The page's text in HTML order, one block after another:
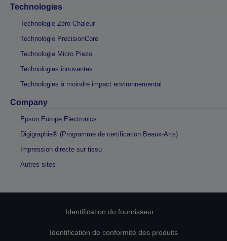
Technologies
Technologie Zéro Chaleur
Technologie PrecisionCore
Technologie Micro Piezo
Technologies innovantes
Technologies à moindre impact environnemental
Company
Epson Europe Electronics
Digigraphie® (Programme de certification Beaux-Arts)
Impression directe sur tissu
Autres sites
Identification du fournisseur
Identification de conformité des produits